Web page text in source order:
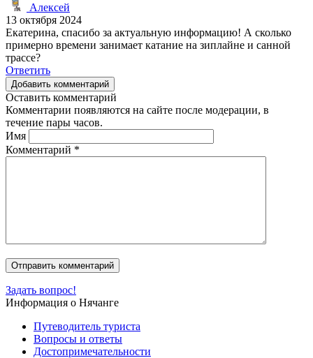
Алексей
13 октября 2024
Екатерина, спасибо за актуальную информацию! А сколько
примерно времени занимает катание на зиплайне и санной
трассе?
Ответить
Добавить комментарий
Оставить комментарий
Комментарии появляются на сайте после модерации, в
течение пары часов.
Имя
Комментарий *
Задать вопрос!
Информация о Нячанге
Путеводитель туриста
Вопросы и ответы
Достопримечательности